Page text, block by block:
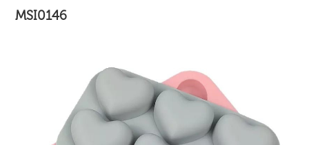
MSI0146